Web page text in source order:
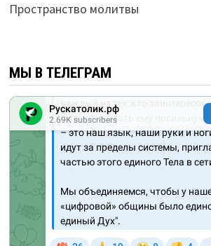
Пространство молитвы
МЫ В ТЕЛЕГРАМ